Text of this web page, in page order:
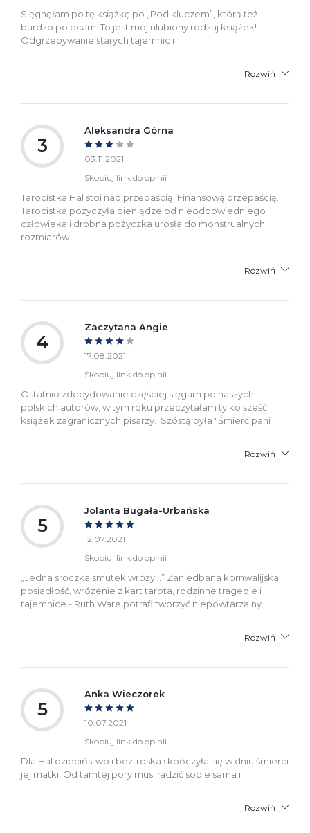
Sięgnęłam po tę książkę po „Pod kluczem”, którą też
bardzo polecam. To jest mój ulubiony rodzaj książek!
Odgrzebywanie starych tajemnic i
Rozwiń
3
Aleksandra Górna
03.11.2021
Skopiuj link do opinii
Tarocistka Hal stoi nad przepaścią. Finansową przepaścią.
Tarocistka pożyczyła pieniądze od nieodpowiedniego
człowieka i drobna pożyczka urosła do monstrualnych
rozmiarów.
Rozwiń
4
Zaczytana Angie
17.08.2021
Skopiuj link do opinii
Ostatnio zdecydowanie częściej sięgam po naszych
polskich autorów, w tym roku przeczytałam tylko sześć
książek zagranicznych pisarzy. Szóstą była "Śmierć pani
Rozwiń
5
Jolanta Bugała-Urbańska
12.07.2021
Skopiuj link do opinii
„Jedna sroczka smutek wróży…” Zaniedbana kornwalijska
posiadłość, wróżenie z kart tarota, rodzinne tragedie i
tajemnice - Ruth Ware potrafi tworzyć niepowtarzalny
Rozwiń
5
Anka Wieczorek
10.07.2021
Skopiuj link do opinii
Dla Hal dzieciństwo i beztroska skończyła się w dniu śmierci
jej matki. Od tamtej pory musi radzić sobie sama i
Rozwiń